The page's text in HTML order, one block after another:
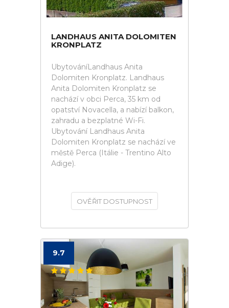
LANDHAUS ANITA DOLOMITEN
KRONPLATZ
UbytováníLandhaus Anita
Dolomiten Kronplatz. Landhaus
Anita Dolomiten Kronplatz se
nachází v obci Perca, 35 km od
opatství Novacella, a nabízí balkon,
zahradu a bezplatné Wi-Fi.
Ubytování Landhaus Anita
Dolomiten Kronplatz se nachází ve
městě Perca (Itálie - Trentino Alto
Adige).
OVĚŘIT DOSTUPNOST
9.7